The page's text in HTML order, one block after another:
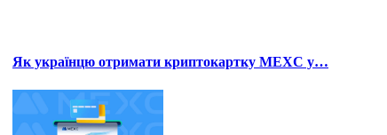
Як українцю отримати криптокартку MEXC у…